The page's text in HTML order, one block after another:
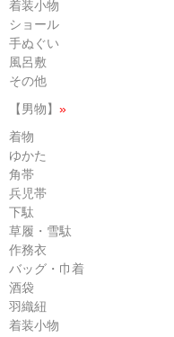
着装小物
ショール
手ぬぐい
風呂敷
その他
【男物】 »
着物
ゆかた
角帯
兵児帯
下駄
草履・雪駄
作務衣
バッグ・巾着
酒袋
羽織紐
着装小物